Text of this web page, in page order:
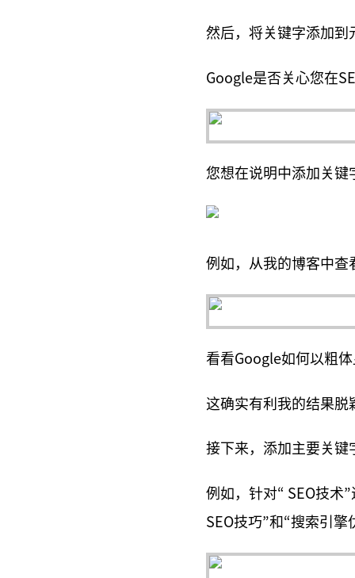
然后，将关键字添加到
Google是否关心您在
您想在说明中添加关键
例如，从我的博客中查
看看Google如何以粗
这确实有利我的结果脱
接下来，添加主要关键
例如，针对“ SEO技术
SEO技巧”和“搜索引擎